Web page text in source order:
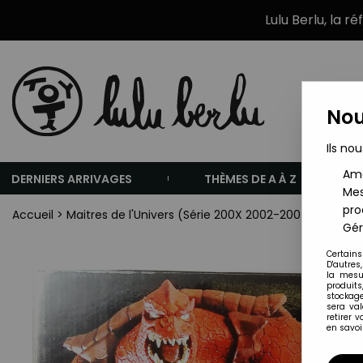
Lulu Berlu, la
DERNIERS ARRIVAGES THÈMES DE A À Z
Accueil > Maitres de l'Univers (Série 200X 2002-2007)
Ils
la
sera
retirer
en